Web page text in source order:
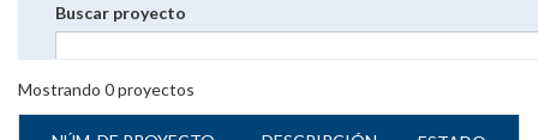
Buscar proyecto
Mostrando 0proyectos